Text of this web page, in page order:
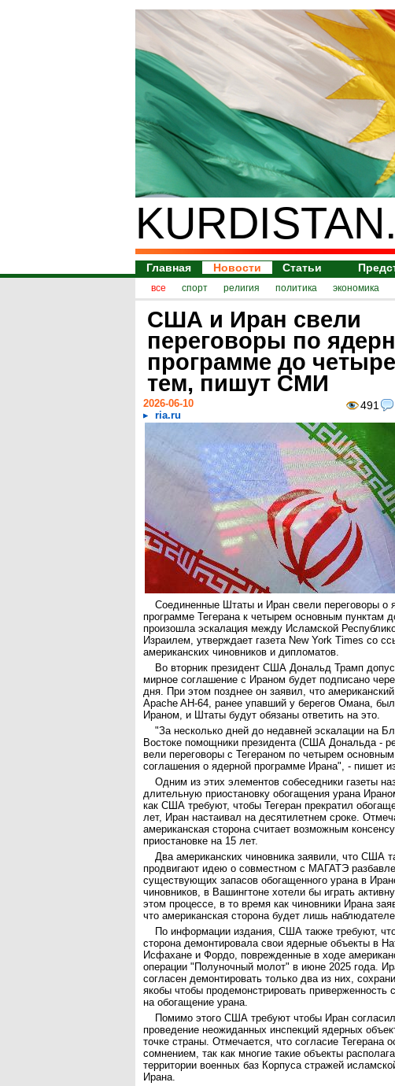
Главная Новости Статьи
все спорт религия политика экономика
США и Иран свели
переговоры по
программе до
тем, пишут СМИ
491
2026-06-10
ria.ru
Соединенные Штаты и Иран свели переговоры о
программе Тегерана к четырем основным пунктам
произошла эскалация между Исламской
Израилем, утверждает газета New York Times со
американских чиновников и дипломатов.
Во вторник президент США Дональд Трамп
мирное соглашение с Ираном будет подписано
дня. При этом позднее он заявил, что
Apache AH-64, ранее упавший у берегов Омана,
Ираном, и Штаты будут обязаны ответить на это.
"За несколько дней до недавней эскалации на
Востоке помощники президента (США Дональда -
вели переговоры с Тегераном по четырем
соглашения о ядерной программе Ирана", - пишет
Одним из этих элементов собеседники газеты
длительную приостановку обогащения урана
как США требуют, чтобы Тегеран прекратил
лет, Иран настаивал на десятилетнем сроке.
американская сторона считает возможным
приостановке на 15 лет.
Два американских чиновника заявили, что США
продвигают идею о совместном с МАГАТЭ
существующих запасов обогащенного урана в
чиновников, в Вашингтоне хотели бы играть
этом процессе, в то время как чиновники Ирана
что американская сторона будет лишь
По информации издания, США также требуют,
сторона демонтировала свои ядерные объекты в
Исфахане и Фордо, поврежденные в ходе
операции "Полуночный молот" в июне 2025 года.
согласен демонтировать только два из них,
якобы чтобы продемонстрировать приверженность
на обогащение урана.
Помимо этого США требуют чтобы Иран
проведение неожиданных инспекций ядерных
точке страны. Отмечается, что согласие Тегерана
сомнением, так как многие такие объекты
территории военных баз Корпуса стражей
Ирана.